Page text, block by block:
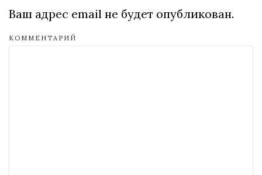
Ваш адрес email не будет опубликован.
КОММЕНТАРИЙ